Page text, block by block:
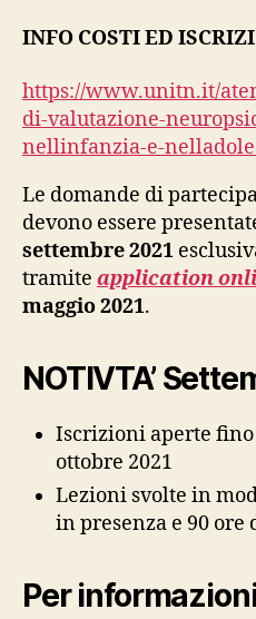
INFO COSTI ED
https://www.unitn.it/
di-valutazione-
nellinfanzia-e-
Le domande di
devono essere
settembre 2021
tramite application
maggio 2021.
NOTIVTA’
Iscrizioni aperte fino
ottobre 2021
Lezioni svolte in
in presenza e 90
Per